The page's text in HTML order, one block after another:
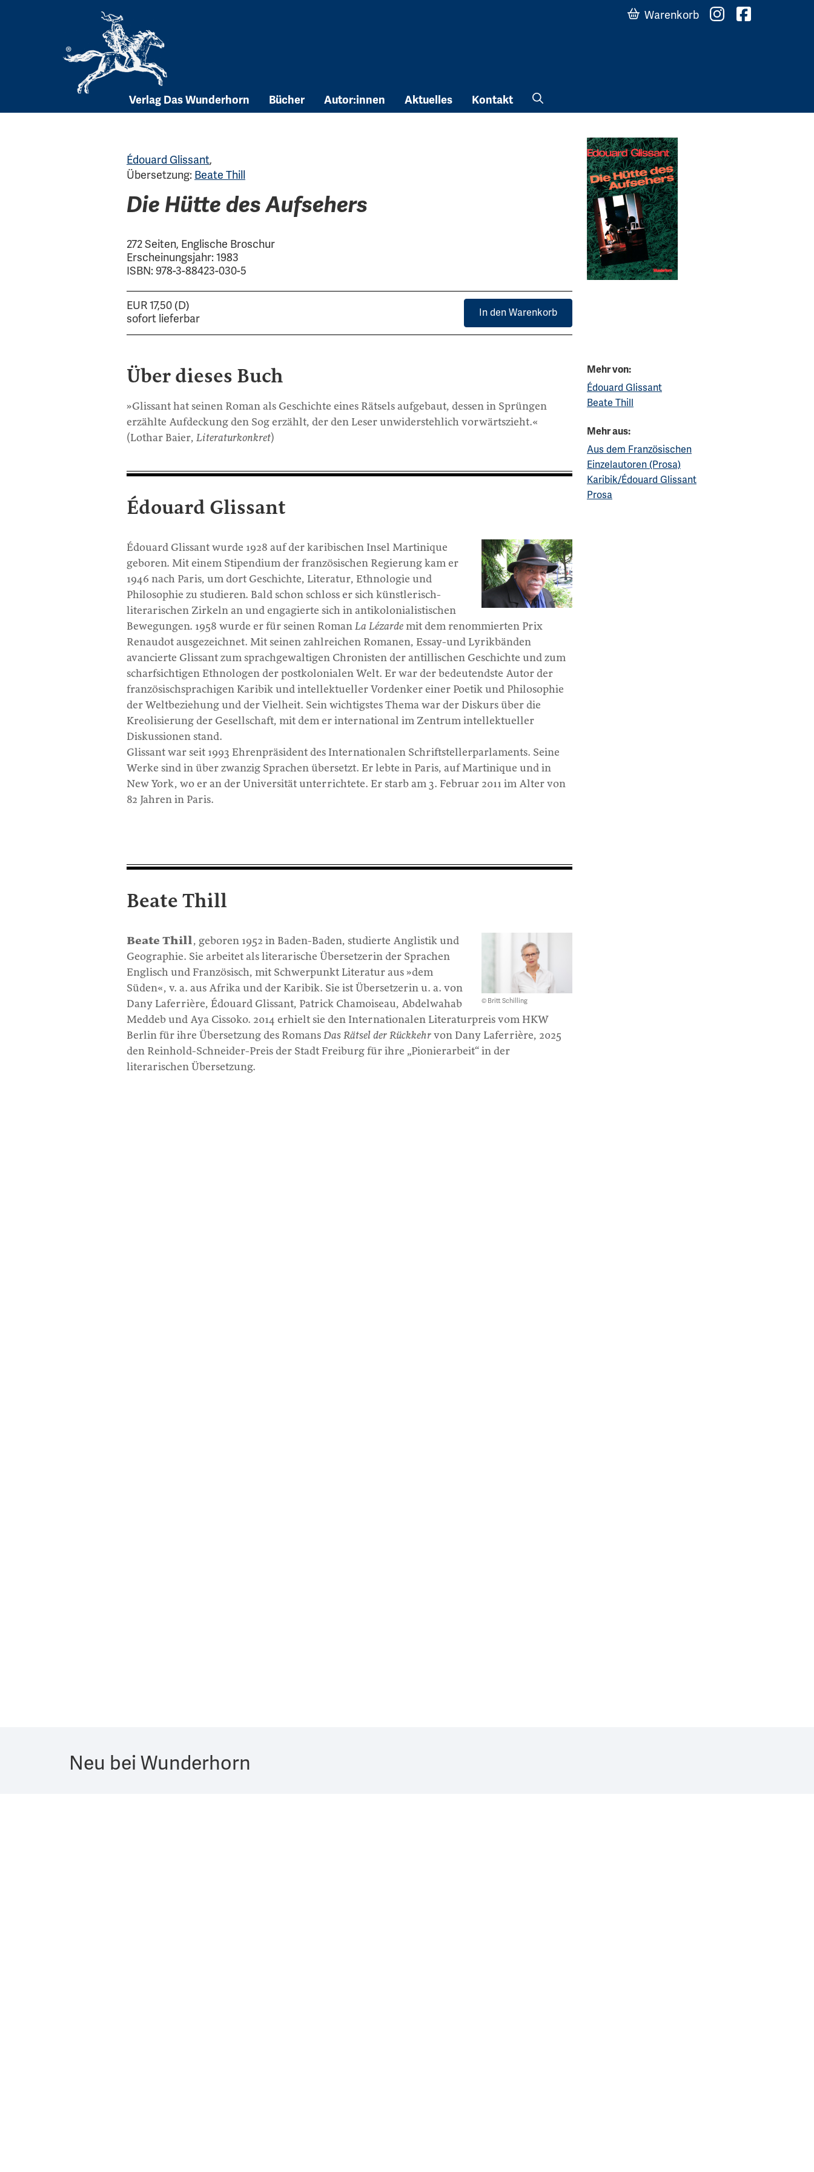
Verlag Das Wunderhorn Bücher Autor:innen Aktuelles Kontakt
Warenkorb
Édouard Glissant,
Übersetzung: Beate Thill
Die Hütte des Aufsehers
272 Seiten, Englische Broschur
Erscheinungsjahr: 1983
ISBN: 978-3-88423-030-5
EUR 17,50 (D)
sofort lieferbar
In den Warenkorb
Über dieses Buch
»Glissant hat seinen Roman als Geschichte eines Rätsels aufgebaut, dessen in Sprüngen
erzählte Aufdeckung den Sog erzählt, der den Leser unwiderstehlich vorwärtszieht.«
(Lothar Baier, Literaturkonkret)
Édouard Glissant
Édouard Glissant wurde 1928 auf der karibischen Insel Martinique
geboren. Mit einem Stipendium der französischen Regierung kam er
1946 nach Paris, um dort Geschichte, Literatur, Ethnologie und
Philosophie zu studieren. Bald schon schloss er sich künstlerisch-
literarischen Zirkeln an und engagierte sich in antikolonialistischen
Bewegungen. 1958 wurde er für seinen Roman La Lézarde mit dem renommierten Prix
Renaudot ausgezeichnet. Mit seinen zahlreichen Romanen, Essay-und Lyrikbänden
avancierte Glissant zum sprachgewaltigen Chronisten der antillischen Geschichte und zum
scharfsichtigen Ethnologen der postkolonialen Welt. Er war der bedeutendste Autor der
französischsprachigen Karibik und intellektueller Vordenker einer Poetik und Philosophie
der Weltbeziehung und der Vielheit. Sein wichtigstes Thema war der Diskurs über die
Kreolisierung der Gesellschaft, mit dem er international im Zentrum intellektueller
Diskussionen stand.
Glissant war seit 1993 Ehrenpräsident des Internationalen Schriftstellerparlaments. Seine
Werke sind in über zwanzig Sprachen übersetzt. Er lebte in Paris, auf Martinique und in
New York, wo er an der Universität unterrichtete. Er starb am 3. Februar 2011 im Alter von
82 Jahren in Paris.
Beate Thill
© Britt Schilling
Beate Thill , geboren 1952 in Baden-Baden, studierte Anglistik und
Geographie. Sie arbeitet als literarische Übersetzerin der Sprachen
Englisch und Französisch, mit Schwerpunkt Literatur aus »dem
Süden«, v. a. aus Afrika und der Karibik. Sie ist Übersetzerin u. a. von
Dany Laferrière, Édouard Glissant, Patrick Chamoiseau, Abdelwahab
Meddeb und Aya Cissoko. 2014 erhielt sie den Internationalen Literaturpreis vom HKW
Berlin für ihre Übersetzung des Romans Das Rätsel der Rückkehr von Dany Laferrière, 2025
den Reinhold-Schneider-Preis der Stadt Freiburg für ihre „Pionierarbeit“ in der
literarischen Übersetzung.
Mehr von:
Édouard Glissant
Beate Thill
Mehr aus:
Aus dem Französischen
Einzelautoren (Prosa)
Karibik/Édouard Glissant
Prosa
Neu bei Wunderhorn